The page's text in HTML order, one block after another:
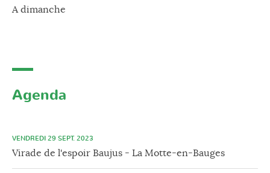
A dimanche
Agenda
VENDREDI 29 SEPT. 2023
Virade de l'espoir Baujus - La Motte-en-Bauges